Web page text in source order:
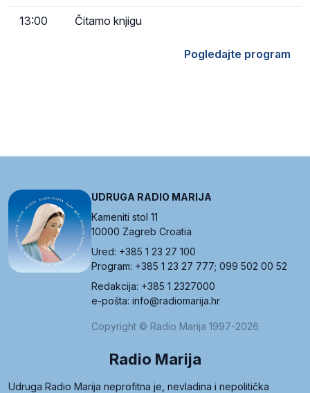
13:00 Čitamo knjigu
Pogledajte program
UDRUGA RADIO MARIJA
Kameniti stol 11
10000 Zagreb Croatia
Ured: +385 1 23 27 100
Program: +385 1 23 27 777; 099 502 00 52
Redakcija: +385 1 2327000
e-pošta: info@radiomarija.hr
Copyright © Radio Marija 1997-2026
Radio Marija
Udruga Radio Marija neprofitna je, nevladina i nepolitička